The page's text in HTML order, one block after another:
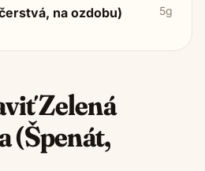
na ozdobu) 5g
Zelená
(Špenát,